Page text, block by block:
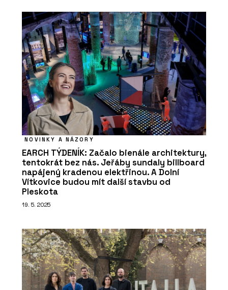
NOVINKY A NÁZORY
EARCH TÝDENÍK: Začalo bienále architektury,
tentokrát bez nás. Jeřáby sundaly billboard
napájený kradenou elektřinou. A Dolní
Vítkovice budou mít další stavbu od
Pleskota
19. 5. 2025